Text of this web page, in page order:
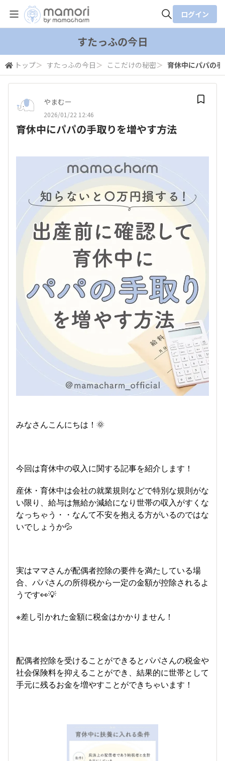
検索
ログイン
すたっふの今日
トップ＞ すたっふの今日 ＞ ここだけの秘密＞ 育休中にパパの
やまむー
2026/01/22 12:46
育休中にパパの手取りを増やす方法
みなさんこんにちは！🌞
今回は育休中の収入に関する記事を紹介します！
産休・育休中は会社の就業規則などで特別な規則がな
い限り、給与は無給か減給になり世帯の収入がすくな
なっちゃう・・なんて不安を抱える方がいるのではな
いでしょうか💦
実はママさんが配偶者控除の要件を満たしている場
合、パパさんの所得税から一定の金額が控除されるよ
うです👀💡
※差し引かれた金額に税金はかかりません！
配偶者控除を受けることができるとパパさんの税金や
社会保険料を抑えることができ、結果的に世帯として
手元に残るお金を増やすことができちゃいます！